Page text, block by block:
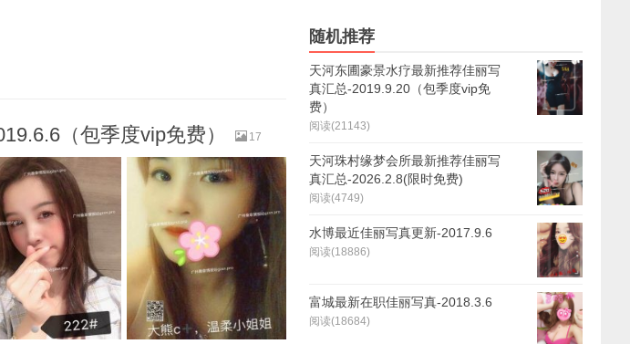
（包季度vip免费） 17
随机推荐
天河东圃豪景水疗最新推荐佳丽写
真汇总-2019.9.20（包季度vip免
费）
阅读(21143)
天河珠村缘梦会所最新推荐佳丽写
真汇总-2026.2.8(限时免费)
阅读(4749)
水博最近佳丽写真更新-2017.9.6
阅读(18886)
富城最新在职佳丽写真-2018.3.6
阅读(18684)